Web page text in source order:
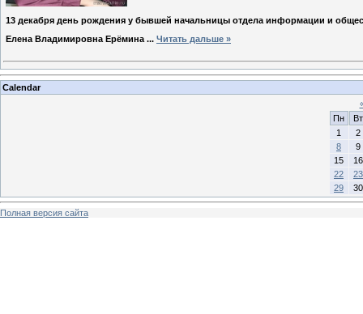
13 декабря день рождения у бывшей начальницы отдела информации и
Елена Владимировна Ерёмина ... Читать дальше »
Calendar
Пн
Вт
1
2
8
9
15
16
22
23
29
30
Полная версия сайта